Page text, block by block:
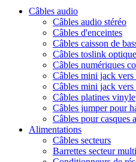
Câbles audio
Câbles audio stéréo
Câbles d'enceintes
Câbles caisson de
Câbles toslink
Câbles numériques
Câbles mini jack
Câbles mini jack
Câbles platines vinyle
Câbles jumper pour
Câbles pour casques
Alimentations
Câbles secteurs
Barrettes secteur